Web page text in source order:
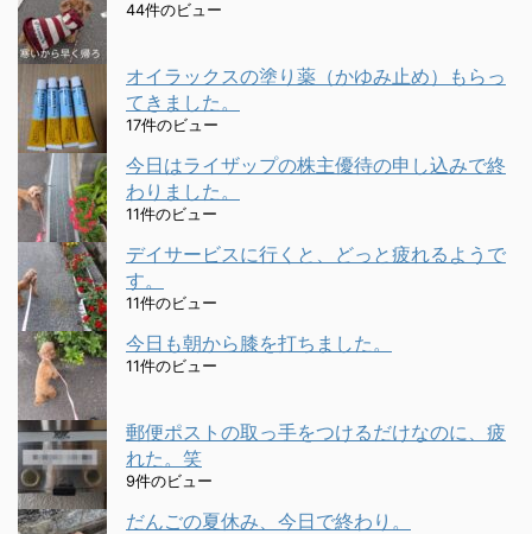
44件のビュー
オイラックスの塗り薬（かゆみ止め）もらっ
てきました。
17件のビュー
今日はライザップの株主優待の申し込みで終
わりました。
11件のビュー
デイサービスに行くと、どっと疲れるようで
す。
11件のビュー
今日も朝から膝を打ちました。
11件のビュー
郵便ポストの取っ手をつけるだけなのに、疲
れた。笑
9件のビュー
だんごの夏休み、今日で終わり。